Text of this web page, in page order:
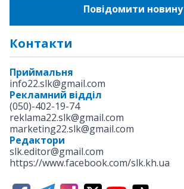
Повідомити новину
Контакти
Приймальня
info22.slk@gmail.com
Рекламний відділ
(050)-402-19-74
reklama22.slk@gmail.com
marketing22.slk@gmail.com
Редактори
slk.editor@gmail.com
https://www.facebook.com/slk.kh.ua